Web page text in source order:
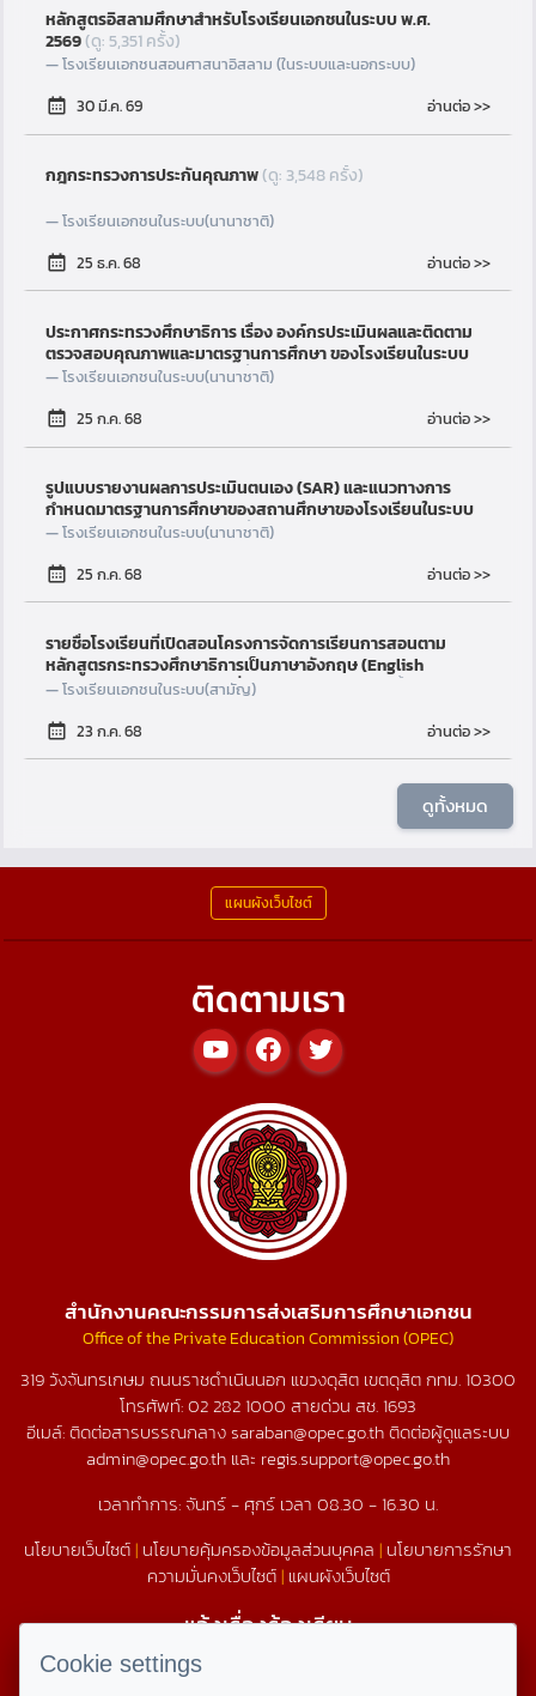
หลักสูตรอิสลามศึกษาสำหรับโรงเรียนเอกชนในระบบ พ.ศ.
2569(ดู: 5,351 ครั้ง)
โรงเรียนเอกชนสอนศาสนาอิสลาม (ในระบบและนอกระบบ)
30 มี.ค. 69
อ่านต่อ >>
กฎกระทรวงการประกันคุณภาพ(ดู: 3,548 ครั้ง)
โรงเรียนเอกชนในระบบ(นานาชาติ)
25 ธ.ค. 68
อ่านต่อ >>
ประกาศกระทรวงศึกษาธิการ เรื่อง องค์กรประเมินผลและติดตาม
ตรวจสอบคุณภาพและมาตรฐานการศึกษา ของโรงเรียนในระบบ
ประเภทนานาชาติ(ดู: 11,936 ครั้ง)
โรงเรียนเอกชนในระบบ(นานาชาติ)
25 ก.ค. 68
อ่านต่อ >>
รูปแบบรายงานผลการประเมินตนเอง (SAR) และแนวทางการ
กำหนดมาตรฐานการศึกษาของสถานศึกษาของโรงเรียนในระบบ
ประเภทนานาชาติ(ดู: 17,259 ครั้ง)
โรงเรียนเอกชนในระบบ(นานาชาติ)
25 ก.ค. 68
อ่านต่อ >>
รายชื่อโรงเรียนที่เปิดสอนโครงการจัดการเรียนการสอนตาม
หลักสูตรกระทรวงศึกษาธิการเป็นภาษาอังกฤษ (English
Program : EP) ข้อมูล ณ วันที่ 1 ก.ค. 69
โรงเรียนเอกชนในระบบ(สามัญ)
23 ก.ค. 68
อ่านต่อ >>
ดูทั้งหมด
แผนผังเว็บไซต์
ติดตามเรา
สำนักงานคณะกรรมการส่งเสริมการศึกษาเอกชน
Office of the Private Education Commission (OPEC)
319 วังจันทรเกษม ถนนราชดำเนินนอก แขวงดุสิต เขตดุสิต กทม. 10300
โทรศัพท์:02 282 1000 สายด่วน สช.1693
อีเมล์: ติดต่อสารบรรณกลาง saraban@opec.go.th ติดต่อผู้ดูแลระบบ
admin@opec.go.th และ regis.support@opec.go.th
เวลาทำการ: จันทร์ - ศุกร์ เวลา 08.30 - 16.30 น.
นโยบายเว็บไซต์| นโยบายคุ้มครองข้อมูลส่วนบุคคล | นโยบายการรักษา
ความมั่นคงเว็บไซต์| แผนผังเว็บไซต์
แจ้งเรื่องร้องเรียน
1579
Cookie settings